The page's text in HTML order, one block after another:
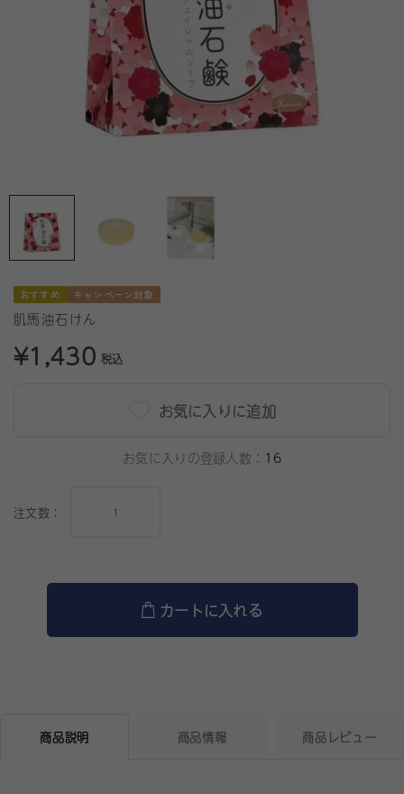
おすすめ キャンペーン対象
肌馬油石けん
¥1,430 税込
お気に入りに追加
お気に入りの登録人数： 16
注文数：
カートに入れる
商品説明 商品情報 商品レビュー